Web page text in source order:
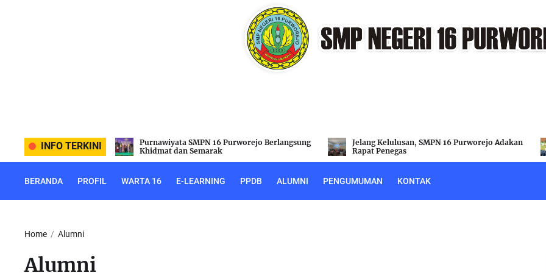
INFO TERKINI
16 Purworejo Berlangsung
Jelang Kelulusan, SMPN 16 Purworejo Adakan
Rapat Penegas
Peringati Hardiknas, SMPN 16 Purworejo Adakan
Flashmob
BERANDA PROFIL WARTA 16 E-LEARNING PPDB ALUMNI PENGUMUMAN KONTAK
Home Alumni
Alumni